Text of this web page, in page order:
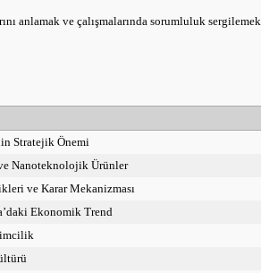
anlamak ve çalışmalarında sorumluluk sergilemek
Stratejik Önemi
Nanoteknolojik Ürünler
ve Karar Mekanizması
Ekonomik Trend